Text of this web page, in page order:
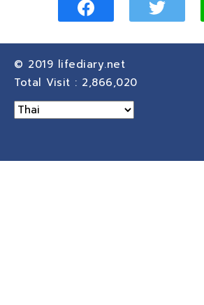
© 2019 lifediary.net
Total Visit : 2,866,020